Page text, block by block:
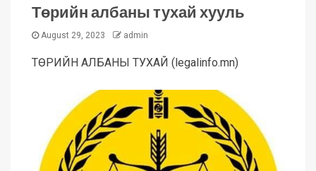
Төрийн албаны тухай хууль
August 29, 2023 admin
ТӨРИЙН АЛБАНЫ ТУХАЙ (legalinfo.mn)